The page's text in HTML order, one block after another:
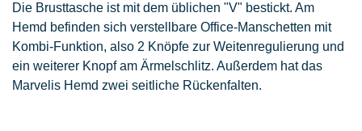
Die Brusttasche ist mit dem üblichen "V" bestickt. Am
Hemd befinden sich verstellbare Office-Manschetten mit
Kombi-Funktion, also 2 Knöpfe zur Weitenregulierung und
ein weiterer Knopf am Ärmelschlitz. Außerdem hat das
Marvelis Hemd zwei seitliche Rückenfalten.